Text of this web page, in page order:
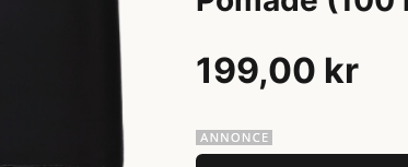
199,00 kr